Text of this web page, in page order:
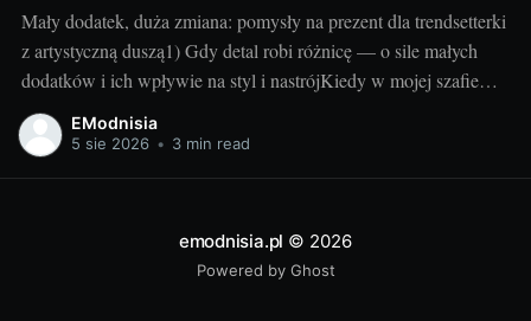
Mały dodatek, duża zmiana: pomysły na prezent dla trendsetterki
z artystyczną duszą1) Gdy detal robi różnicę — o sile małych
dodatków i ich wpływie na styl i nastrójKiedy w mojej szafie
robię małe rewolucje, najczęściej zaczynam od detali. Jeden
nasycony kolor przy kostkach, intrygująca faktura na nodze czy
EModnisia
5 sie 2026 • 3 min read
emodnisia.pl © 2026
Powered by Ghost